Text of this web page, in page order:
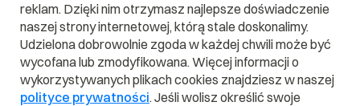
Szukaj domeny
Wpisz swoją wymarzoną nazwę domeny i naciśnij przycisk
Znajdź
Promocja .pl od0,00 zł.site 0,90 zł.online 0,90 zł
reklam. Dzięki nim otrzymasz najlepsze doświadczenie
naszej strony internetowej, którą stale doskonalimy.
Udzielona dobrowolnie zgoda w każdej chwili może być
wycofana lub zmodyfikowana. Więcej informacji o
wykorzystywanych plikach cookies znajdziesz w naszej
polityce prywatności. Jeśli wolisz określić swoje